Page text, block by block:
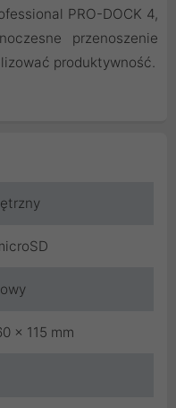
PRO-DOCK 4,
przenoszenie
produktywność.
x 115 mm